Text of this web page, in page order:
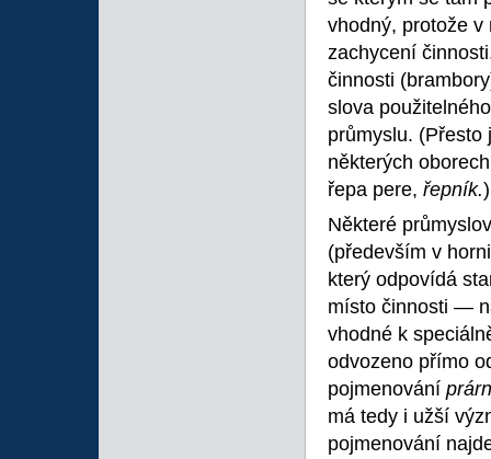
vhodný, protože v
zachycení
činnosti
slova
průmyslu. (Přesto
některých
řepa pere, řepník.)
Některé
(především v
který odpovídá
místo činnosti —
vhodné k
odvozeno přímo
pojmenování
má tedy i užší
pojmenování